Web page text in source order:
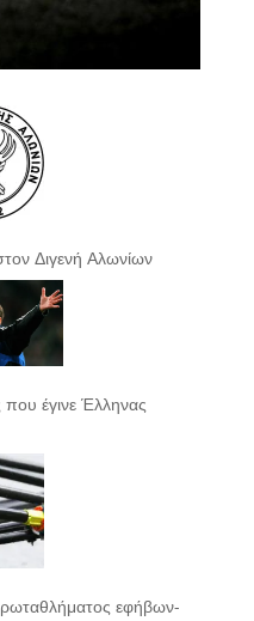
Διγενή Αλωνίων
έγινε Έλληνας
εφήβων-